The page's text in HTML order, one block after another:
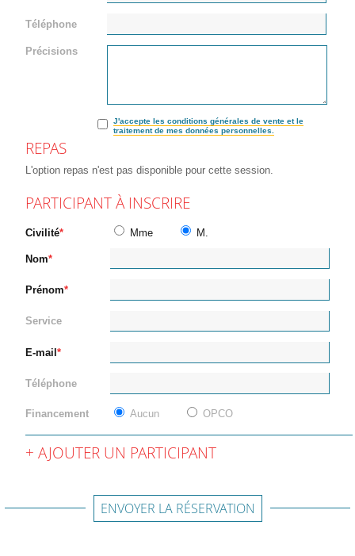
Téléphone
Précisions
J'accepte les conditions générales de vente et le
traitement de mes données personnelles.
REPAS
L'option repas n'est pas disponible pour cette session.
PARTICIPANT À INSCRIRE
Civilité Mme M.
Nom
Prénom
Service
E-mail
Téléphone
Financement Aucun OPCO
AJOUTER UN PARTICIPANT
ENVOYER LA RÉSERVATION